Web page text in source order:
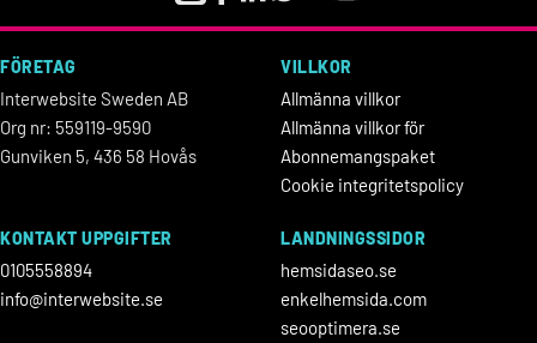
FÖRETAG
Interwebsite Sweden AB
Org nr: 559119-9590
Gunviken 5, 436 58 Hovås
VILLKOR
Allmänna villkor
Allmänna villkor för
Abonnemangspaket
Cookie integritetspolicy
KONTAKT UPPGIFTER
0105558894
info@interwebsite.se
LANDNINGSSIDOR
hemsidaseo.se
enkelhemsida.com
seooptimera.se